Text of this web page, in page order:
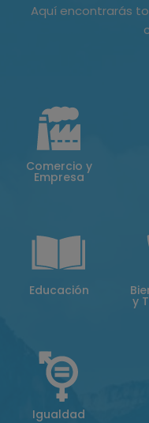
Aquí encontrarás
Comercio y
Empresa
Educación
y
Igualdad